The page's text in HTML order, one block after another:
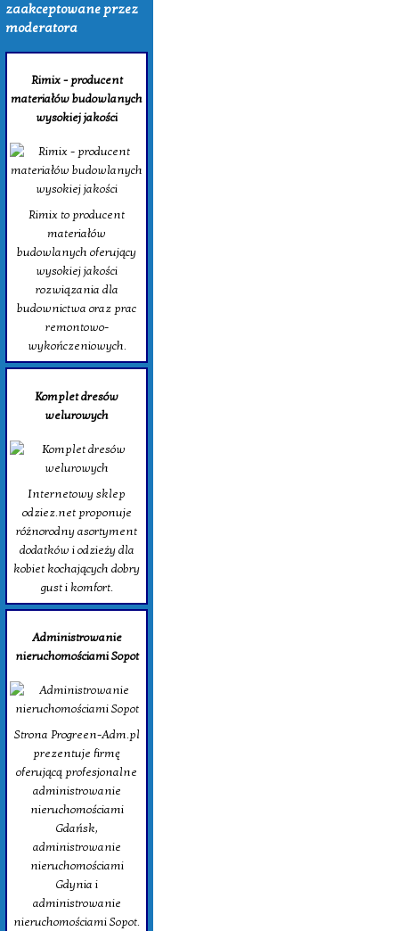
zaakceptowane przez
moderatora
Rimix - producent
materiałów budowlanych
wysokiej jakości
Rimix to producent
materiałów
budowlanych oferujący
wysokiej jakości
rozwiązania dla
budownictwa oraz prac
remontowo-
wykończeniowych.
Komplet dresów
welurowych
Internetowy sklep
odziez.net proponuje
różnorodny asortyment
dodatków i odzieży dla
kobiet kochających dobry
gust i komfort.
Administrowanie
nieruchomościami Sopot
Strona Progreen-Adm.pl
prezentuje firmę
oferującą profesjonalne
administrowanie
nieruchomościami
Gdańsk,
administrowanie
nieruchomościami
Gdynia i
administrowanie
nieruchomościami Sopot.